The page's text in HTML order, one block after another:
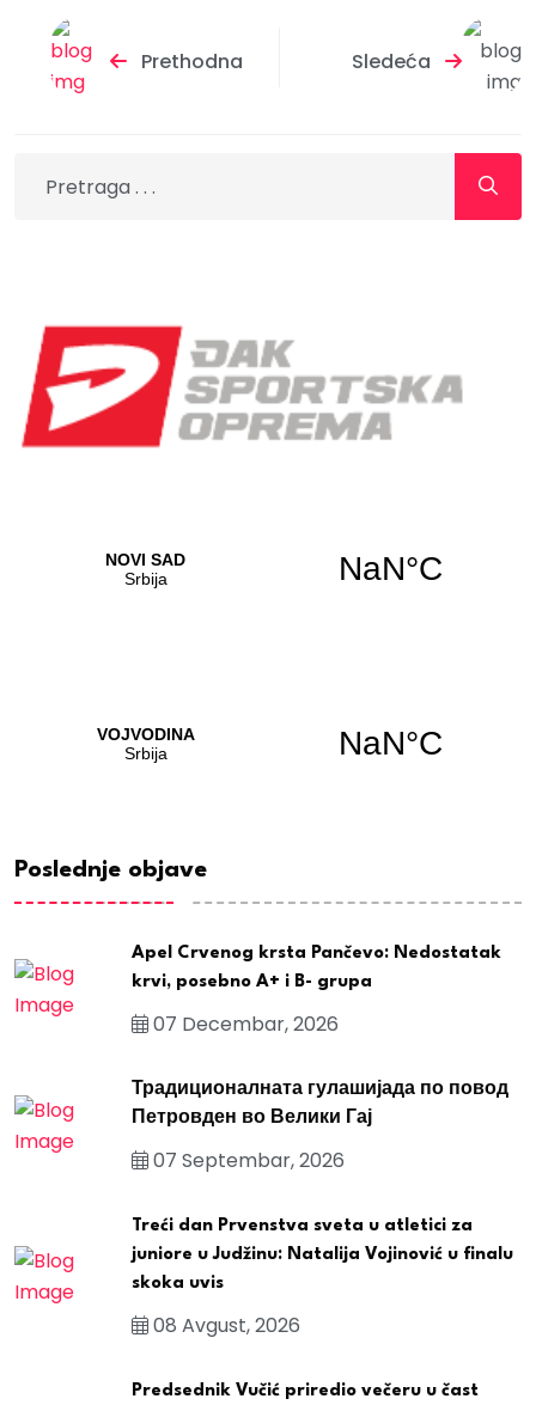
Prethodna Sledeća
Poslednje objave
Apel Crvenog krsta Pančevo: Nedostatak
krvi, posebno A+ i B- grupa
07 Decembar, 2026
Традиционалната гулашијада по повод
Петровден во Велики Гај
07 Septembar, 2026
Treći dan Prvenstva sveta u atletici za
juniore u Judžinu: Natalija Vojinović u finalu
skoka uvis
08 Avgust, 2026
Predsednik Vučić priredio večeru u čast